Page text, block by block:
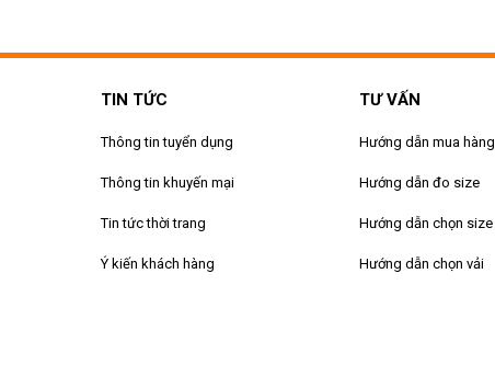
TIN TỨC
Thông tin tuyển dụng
Thông tin khuyến mại
Tin tức thời trang
Ý kiến khách hàng
TƯ VẤN
Hướng dẫn mua hàng
Hướng dẫn đo size
Hướng dẫn chọn size
Hướng dẫn chọn vải